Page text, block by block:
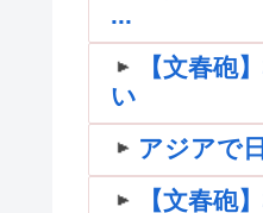
...
【文春砲
い
アジアで
【文春砲